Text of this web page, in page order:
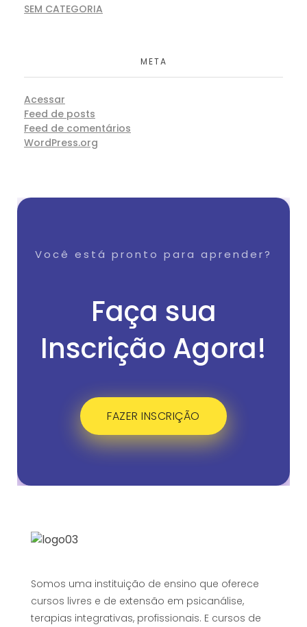
SEM CATEGORIA
META
Acessar
Feed de posts
Feed de comentários
WordPress.org
Você está pronto para aprender?
Faça sua
Inscrição Agora!
FAZER INSCRIÇÃO
Somos uma instituição de ensino que oferece
cursos livres e de extensão em psicanálise,
terapias integrativas, profissionais. E cursos de